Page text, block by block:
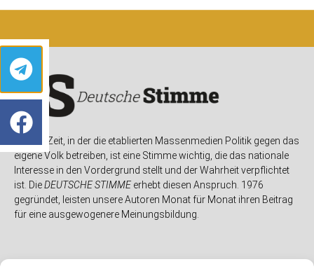
In einer Zeit, in der die etablierten Massenmedien Politik gegen das
eigene Volk betreiben, ist eine Stimme wichtig, die das nationale
Interesse in den Vordergrund stellt und der Wahrheit verpflichtet
ist. DieDEUTSCHE STIMMEerhebt diesen Anspruch. 1976
gegründet, leisten unsere Autoren Monat für Monat ihren Beitrag
für eine ausgewogenere Meinungsbildung.